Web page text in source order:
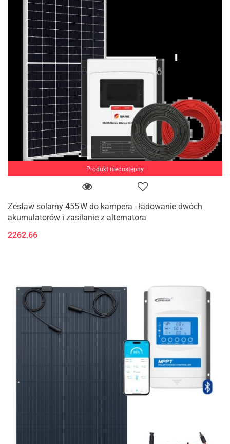
Produkt niedostępny
Zestaw solarny 455 W do kampera - ładowanie dwóch
akumulatorów i zasilanie z alternatora
2262.66